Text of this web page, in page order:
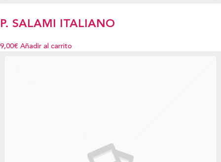
P. SALAMI ITALIANO
9,00€ Añadir al carrito